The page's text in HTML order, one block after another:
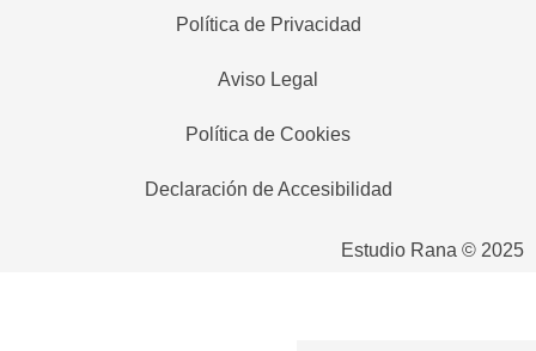
Política de Privacidad
Aviso Legal
Política de Cookies
Declaración de Accesibilidad
Estudio Rana © 2025